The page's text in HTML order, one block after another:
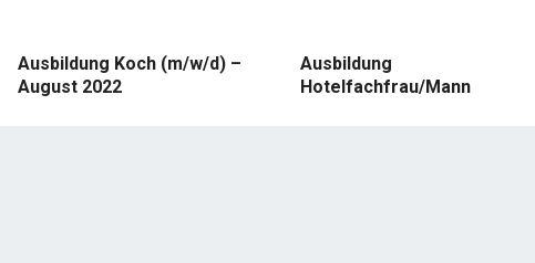
Ausbildung Koch (m/w/d) –
August 2022
Ausbildung
Hotelfachfrau/Mann